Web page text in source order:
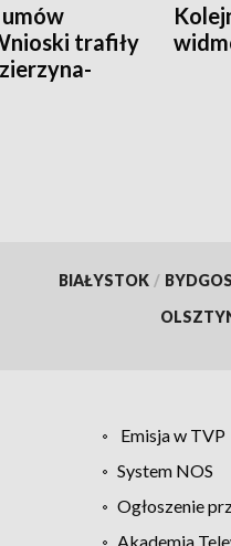
trafiły
BIAŁYSTOK /
Emisja w TVP
System NOS
Ogłoszenie
Akademia